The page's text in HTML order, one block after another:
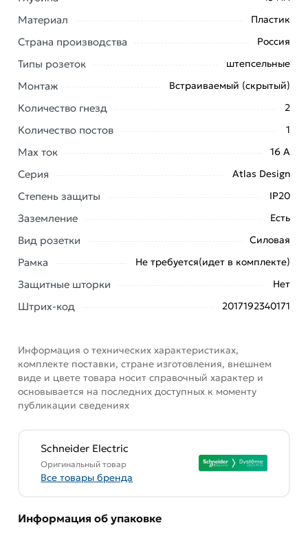
розетка Systeme Electric ATLAS DESIGN с
заземлением 16А в сборе алюминий ATN000324 из
категории
заказ и свяжутся с Вами для согласования условий
доставки или самовывоза. Перед оформлением
онлайн заказа рекомендуем ознакомиться с
Данний товар от производителя
сертифицирован,
соответствует всем стандартам качества. Возврат
купленного товарa в течение 7 дней (наличие чека
обязательно).
Материал Пластик
Страна производства Россия
Типы розеток штепсельные
Монтаж Встраиваемый (скрытый)
Количество гнезд 2
Количество постов 1
Max ток 16 А
Серия Atlas Design
Степень защиты IP20
Заземление Есть
Вид розетки Силовая
Рамка Не требуется(идет в комплекте)
Защитные шторки Нет
Штрих-код 2017192340171
Информация о технических характеристиках,
комплекте поставки, стране изготовления, внешнем
виде и цвете товара носит справочный характер и
основывается на последних доступных к моменту
публикации сведениях
Schneider Electric
Оригинальный товар
Все товары бренда
Информация об упаковке